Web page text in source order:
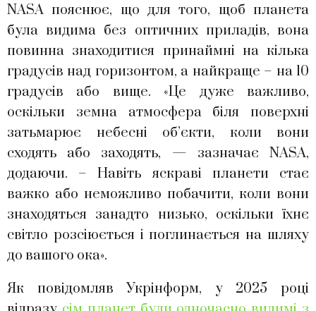
NASA пояснює, що для того, щоб планета
була видима без оптичних приладів, вона
повинна знаходитися принаймні на кілька
градусів над горизонтом, а найкраще – на 10
градусів або вище. «Це дуже важливо,
оскільки земна атмосфера біля поверхні
затьмарює небесні об’єкти, коли вони
сходять або заходять, — зазначає NASA,
додаючи. – Навіть яскраві планети стає
важко або неможливо побачити, коли вони
знаходяться занадто низько, оскільки їхнє
світло розсіюється і поглинається на шляху
до вашого ока».
Як повідомляв Укрінформ, у 2025 році